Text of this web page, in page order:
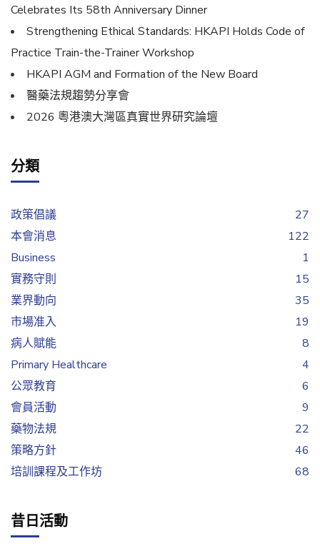
Celebrates Its 58th Anniversary Dinner
Strengthening Ethical Standards: HKAPI Holds Code of
Practice Train-the-Trainer Workshop
HKAPI AGM and Formation of the New Board
醫藥法規趨勢分享會
2026 粵港澳大灣區真實世界研究論壇
分類
政策倡議
27
本會消息
122
Business
1
實務守則
15
業界動向
35
市場准入
19
病人賦能
8
Primary Healthcare
4
公眾教育
6
會員活動
9
藥物法規
22
策略方針
46
培訓課程及工作坊
68
昔日活動